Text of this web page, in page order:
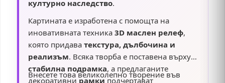
културно наследство.
Картината е изработена с помощта на
иновативната техника 3D маслен релеф,
която придава текстура, дълбочина и
реализъм. Всяка творба е поставена върху
стабилна подрамка, а предлаганите
декоративнирамкиподчертават
Внесете това великолепно творение във